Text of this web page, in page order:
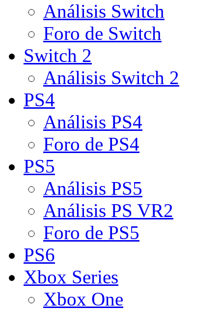
Análisis Switch
Foro de Switch
Switch 2
Análisis Switch 2
PS4
Análisis PS4
Foro de PS4
PS5
Análisis PS5
Análisis PS VR2
Foro de PS5
PS6
Xbox Series
Xbox One